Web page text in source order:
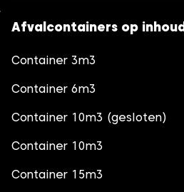
Afvalcontainers op inhoud
Container 3m3
Container 6m3
Container 10m3 (gesloten)
Container 10m3
Container 15m3